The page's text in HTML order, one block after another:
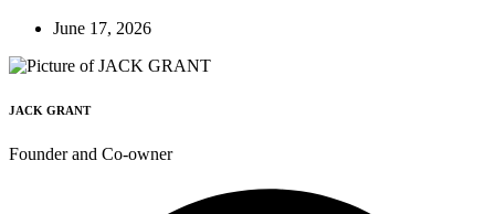
June 17, 2026
JACK GRANT
Founder and Co-owner